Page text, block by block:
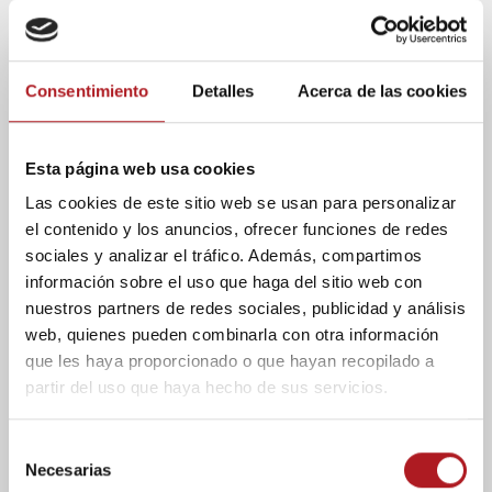
Consentimiento Detalles Acerca de las cookies
Esta página web usa cookies
Las cookies de este sitio web se usan para personalizar
el contenido y los anuncios, ofrecer funciones de redes
sociales y analizar el tráfico. Además, compartimos
información sobre el uso que haga del sitio web con
nuestros partners de redes sociales, publicidad y análisis
web, quienes pueden combinarla con otra información
que les haya proporcionado o que hayan recopilado a
partir del uso que haya hecho de sus servicios.
Necesarias
En la misma línea,Sergio Hernández,
responsable de EFE Verifica,
ha alertado de que
ha advertido. Ha puesto como ejemplo la
pandemia, donde los bulos sobre vacunas
afectaron directamente a la salud pública.
El periodismo y la
desinformación en redes
Hernández ha defendido
el papel de los
verificadores
de información en redes sociales y
ha subrayado la importancia de su presencia en
estas mismas.«Tenemos que ser los últimos en
donde se mueven los contenidos falsos»
, ha